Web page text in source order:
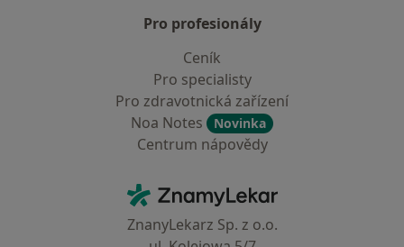
Pro profesionály
Ceník
Pro specialisty
Pro zdravotnická zařízení
Noa Notes
Novinka
Centrum nápovědy
ZnamyLekar - Hlavní stránka
ZnanyLekarz Sp. z o.o.